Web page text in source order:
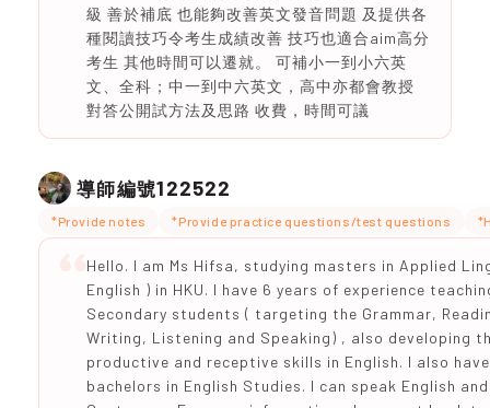
級 善於補底 也能夠改善英文發音問題 及提供各
種閱讀技巧令考生成績改善 技巧也適合aim高分
考生 其他時間可以遷就。 可補小一到小六英
文、全科；中一到中六英文，高中亦都會教授
對答公開試方法及思路 收費，時間可議
導師編號122522
*Provide notes *Provide practice questions/test questions
Hello. I am Ms Hifsa, studying masters in Applied
English ) in HKU. I have 6 years of experience
Secondary students ( targeting the Grammar,
Writing, Listening and Speaking) , also developing
productive and receptive skills in English. I also
bachelors in English Studies. I can speak English and